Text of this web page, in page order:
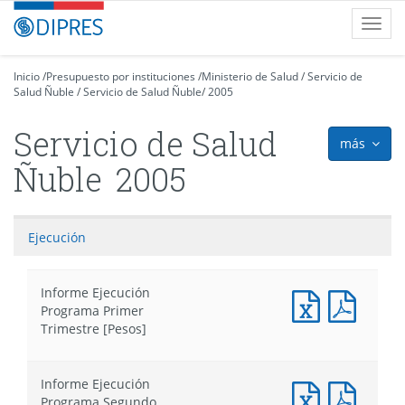
Contenido
principalDIPRES
-
de
Presupuestos
Inicio/Presupuesto por instituciones /Ministerio de Salud/Servicio de
Salud Ñuble /Servicio de Salud Ñuble/2005
más
Servicio de Salud
Ñuble 2005
Ejecución
Informe Ejecución
Programa Primer
Trimestre [Pesos]
Documento
Excel
Programa
Informe Ejecución
Documento